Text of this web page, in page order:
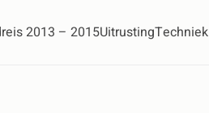
2013 – 2015UitrustingTechniek